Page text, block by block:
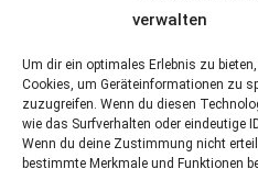
verwalten
Um dir ein optimales Erlebnis zu
Cookies, um Geräteinformationen zu
zuzugreifen. Wenn du diesen
wie das Surfverhalten oder eindeutige
Wenn du deine Zustimmung nicht
bestimmte Merkmale und Funktionen
E-Mail-Adresse*
Website